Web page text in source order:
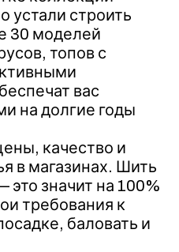
устали строить
30 моделей
топов с
вас
на долгие годы
качество и
в магазинах. Шить
это значит на 100%
требования к
баловать и